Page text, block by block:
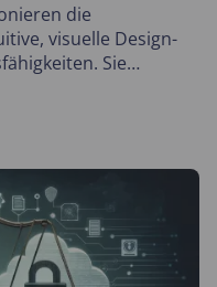
die
visuelle Design-
Sie
komplexe